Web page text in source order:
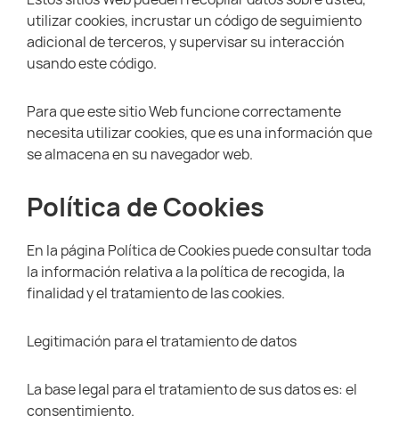
utilizar cookies, incrustar un código de seguimiento
adicional de terceros, y supervisar su interacción
usando este código.
Para que este sitio Web funcione correctamente
necesita utilizar cookies, que es una información que
se almacena en su navegador web.
Política de Cookies
En la página Política de Cookies puede consultar toda
la información relativa a la política de recogida, la
finalidad y el tratamiento de las cookies.
Legitimación para el tratamiento de datos
La base legal para el tratamiento de sus datos es: el
consentimiento.